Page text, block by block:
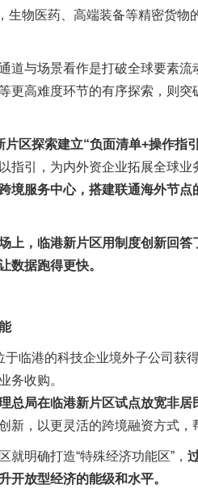
生物医药、高端装备等精密货
道与场景看作是打破全球要素
更高难度环节的有序探索，则
区探索建立“负面清单+操作指
指引，为内外资企业拓展全球业
境服务中心，搭建联通海外节
上，临港新片区用制度创新回
数据跑得更快。
于临港的科技企业境外子公司获
务收购。
总局在临港新片区试点放宽非
新，以更灵活的跨境融资方式，
就明确打造“特殊经济功能区”，
开放型经济的能级和水平。